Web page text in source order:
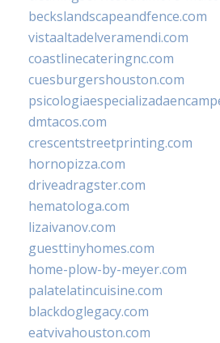
beckslandscapeandfence.com
vistaaltadelveramendi.com
coastlinecateringnc.com
cuesburgershouston.com
dmtacos.com
crescentstreetprinting.com
hornopizza.com
driveadragster.com
hematologa.com
lizaivanov.com
guesttinyhomes.com
home-plow-by-meyer.com
palatelatincuisine.com
blackdoglegacy.com
eatvivahouston.com